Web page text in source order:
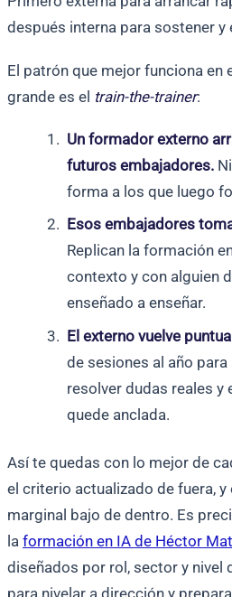
después interna para sostener y
El patrón que mejor funciona en
grande es el train-the-trainer:
Un formador externo
futuros embajadores.
forma a los que luego
Esos embajadores
Replican la formación
contexto y con alguien
enseñado a enseñar.
El externo vuelve
de sesiones al año
resolver dudas reales y
quede anclada.
Así te quedas con lo mejor de
el criterio actualizado de fuera,
marginal bajo de dentro. Es
la formación en IA de Héctor
diseñados por rol, sector y nivel
para nivelar a dirección y